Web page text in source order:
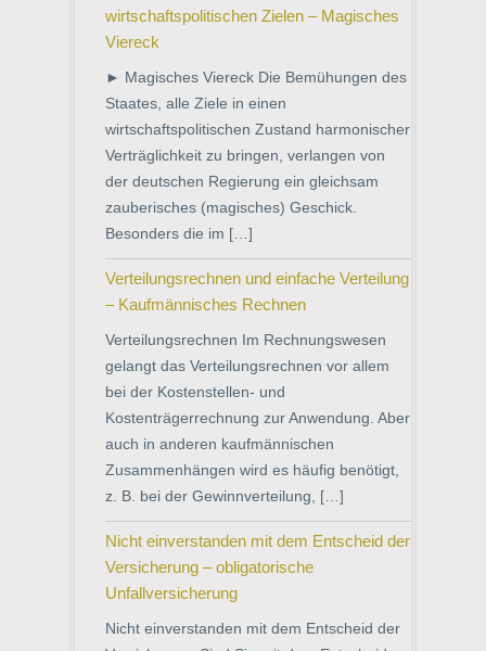
wirtschaftspolitischen Zielen – Magisches
Viereck
► Magisches Viereck Die Bemühungen des
Staates, alle Ziele in einen
wirtschaftspolitischen Zustand harmonischer
Verträglichkeit zu bringen, verlangen von
der deutschen Regierung ein gleichsam
zauberisches (magisches) Geschick.
Besonders die im […]
Verteilungsrechnen und einfache Verteilung
– Kaufmännisches Rechnen
Verteilungsrechnen Im Rechnungswesen
gelangt das Verteilungsrechnen vor allem
bei der Kostenstellen- und
Kostenträgerrechnung zur Anwendung. Aber
auch in anderen kaufmännischen
Zusammenhängen wird es häufig benötigt,
z. B. bei der Gewinnverteilung, […]
Nicht einverstanden mit dem Entscheid der
Versicherung – obligatorische
Unfallversicherung
Nicht einverstanden mit dem Entscheid der